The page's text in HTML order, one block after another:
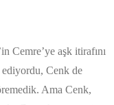
Cemre’ye aşk itirafını
Cenk de
Ama Cenk,